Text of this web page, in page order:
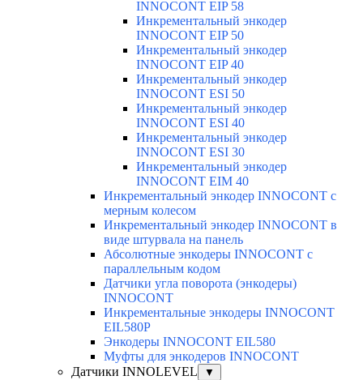
INNOCONT EIP 58
Инкрементальный энкодер
INNOCONT EIP 50
Инкрементальный энкодер
INNOCONT EIP 40
Инкрементальный энкодер
INNOCONT ESI 50
Инкрементальный энкодер
INNOCONT ESI 40
Инкрементальный энкодер
INNOCONT ESI 30
Инкрементальный энкодер
INNOCONT EIM 40
Инкрементальный энкодер INNOCONT с
мерным колесом
Инкрементальный энкодер INNOCONT в
виде штурвала на панель
Абсолютные энкодеры INNOCONT с
параллельным кодом
Датчики угла поворота (энкодеры)
INNOCONT
Инкрементальные энкодеры INNOCONT
EIL580P
Энкодеры INNOCONT EIL580
Муфты для энкодеров INNOCONT
Датчики INNOLEVEL
▼